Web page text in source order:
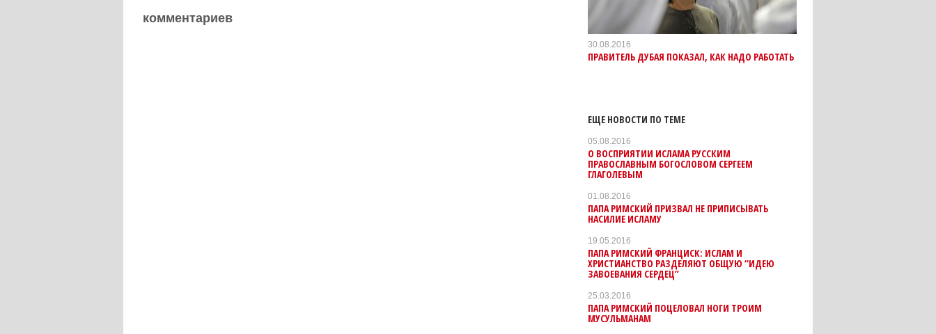
комментариев
30.08.2016
ПРАВИТЕЛЬ ДУБАЯ ПОКАЗАЛ, КАК НАДО РАБОТАТЬ
ЕЩЕ НОВОСТИ ПО ТЕМЕ
05.08.2016
О ВОСПРИЯТИИ ИСЛАМА РУССКИМ
ПРАВОСЛАВНЫМ БОГОСЛОВОМ СЕРГЕЕМ
ГЛАГОЛЕВЫМ
01.08.2016
ПАПА РИМСКИЙ ПРИЗВАЛ НЕ ПРИПИСЫВАТЬ
НАСИЛИЕ ИСЛАМУ
19.05.2016
ПАПА РИМСКИЙ ФРАНЦИСК: ИСЛАМ И
ХРИСТИАНСТВО РАЗДЕЛЯЮТ ОБЩУЮ “ИДЕЮ
ЗАВОЕВАНИЯ СЕРДЕЦ”
25.03.2016
ПАПА РИМСКИЙ ПОЦЕЛОВАЛ НОГИ ТРОИМ
МУСУЛЬМАНАМ